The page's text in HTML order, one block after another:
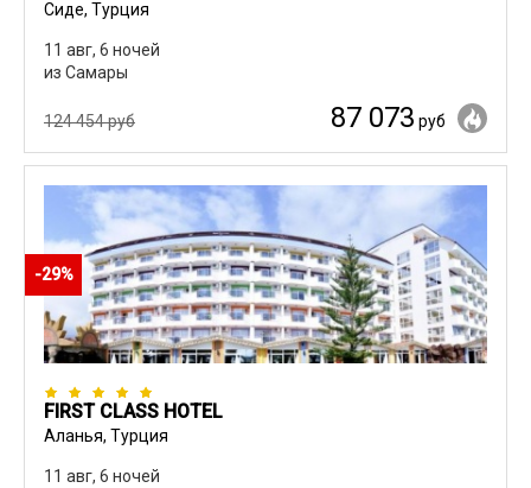
Сиде, Турция
11 авг, 6 ночей
из Самары
124 454 руб 87 073 руб
-29%
FIRST CLASS HOTEL
Аланья, Турция
11 авг, 6 ночей